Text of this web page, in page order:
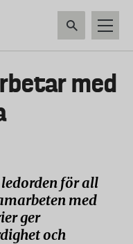
med
för all
med
ger
och